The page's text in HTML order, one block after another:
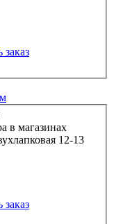
в магазинах
12-13